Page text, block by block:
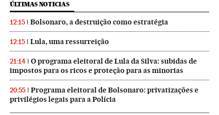
ÚLTIMAS NOTICIAS
12:15 Bolsonaro, a destruição como estratégia
12:15 Lula, uma ressurreição
21:14
O programa eleitoral de Lula da Silva: subidas de
impostos para os ricos e proteção para as minorias
20:55
Programa eleitoral de Bolsonaro: privatizações e
privilégios legais para a Polícia